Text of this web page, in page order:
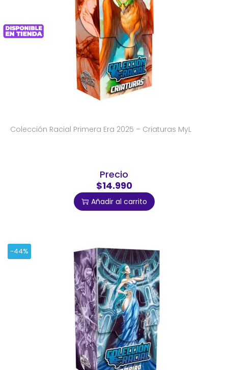
Colección Racial Primera Era 2025 – Criaturas MyL
Precio
$14.990
Añadir al carrito
-44%